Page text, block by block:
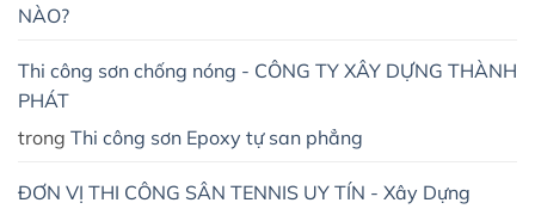
NÀO?
Thi công sơn chống nóng - CÔNG TY XÂY DỰNG THÀNH
PHÁT
trong Thi công sơn Epoxy tự san phẳng
ĐƠN VỊ THI CÔNG SÂN TENNIS UY TÍN - Xây Dựng